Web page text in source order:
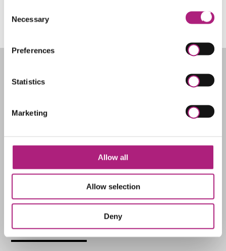
Selection
Necessary
Preferences
Statistics
Marketing
Allow all
Allow selection
Deny
Informationen unter
Kontakt
Telefon: +49 (821) 598-4742
service@zww.uni-augsburg.de
Die nächsten Termine